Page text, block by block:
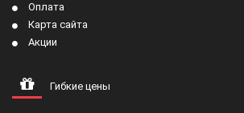
Оплата
Карта сайта
Акции
Гибкие цены